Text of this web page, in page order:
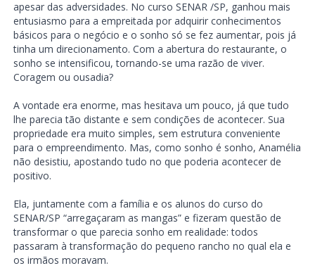
apesar das adversidades. No curso SENAR /SP, ganhou mais
entusiasmo para a empreitada por adquirir conhecimentos
básicos para o negócio e o sonho só se fez aumentar, pois já
tinha um direcionamento. Com a abertura do restaurante, o
sonho se intensificou, tornando-se uma razão de viver.
Coragem ou ousadia?
A vontade era enorme, mas hesitava um pouco, já que tudo
lhe parecia tão distante e sem condições de acontecer. Sua
propriedade era muito simples, sem estrutura conveniente
para o empreendimento. Mas, como sonho é sonho, Anamélia
não desistiu, apostando tudo no que poderia acontecer de
positivo.
Ela, juntamente com a família e os alunos do curso do
SENAR/SP “arregaçaram as mangas” e fizeram questão de
transformar o que parecia sonho em realidade: todos
passaram à transformação do pequeno rancho no qual ela e
os irmãos moravam.